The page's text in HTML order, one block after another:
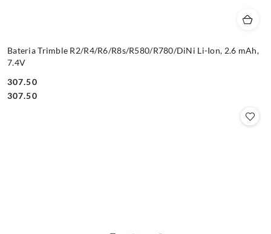
Bateria Trimble R2/R4/R6/R8s/R580/R780/DiNi Li-Ion, 2.6 mAh,
7.4V
Cena:
307.50
Cena:
307.50